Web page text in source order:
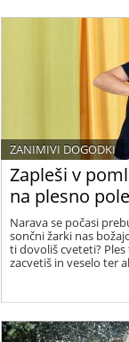
Zapleši v
na plesno
ZANIMIVI DOGODKI
Narava se počasi
sončni žarki nas
ti dovoliš cveteti?
zacvetiš in veselo ter